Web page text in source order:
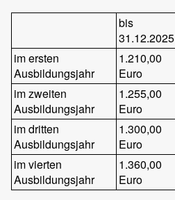
bis
31.12.2025
im ersten
Ausbildungsjahr
1.210,00
Euro
im zweiten
Ausbildungsjahr
1.255,00
Euro
im dritten
Ausbildungsjahr
1.300,00
Euro
im vierten
Ausbildungsjahr
1.360,00
Euro